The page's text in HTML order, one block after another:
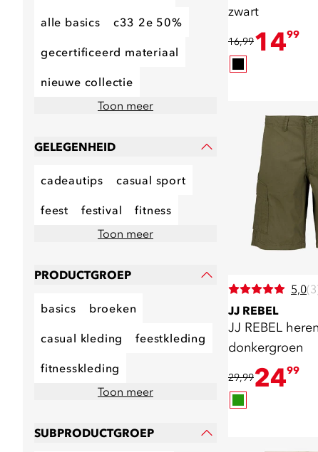
alle basics c33 2e 50%
gecertificeerd materiaal
nieuwe collectie
Toon meer
GELEGENHEID
cadeautips casual sport
feest festival
fitness
Toon meer
PRODUCTGROEP
basics broeken
casual kleding feestkleding
fitnesskleding
Toon meer
SUBPRODUCTGROEP
zwart
16,991499
5,0
JJ REBEL
JJ REBEL
donkergroen
29,992499